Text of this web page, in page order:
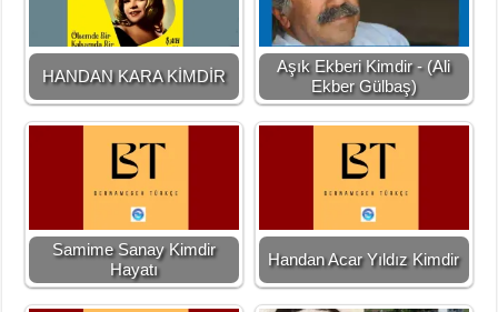
HANDAN KARA KİMDİR
Aşık Ekberi Kimdir - (Ali
Ekber Gülbaş)
Samime Sanay Kimdir
Hayatı
Handan Acar Yıldız Kimdir